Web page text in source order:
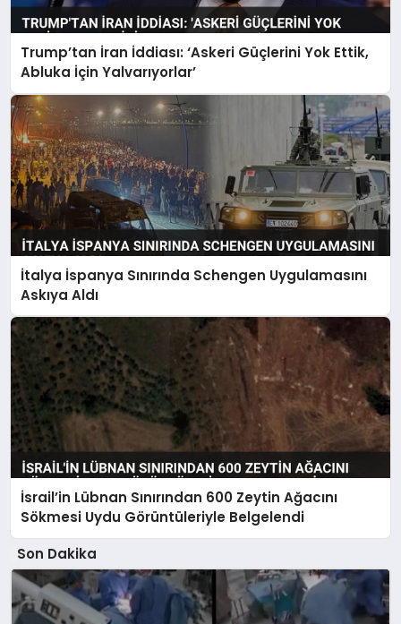
Trump’tan İran İddiası: ‘Askeri Güçlerini Yok Ettik,
Abluka İçin Yalvarıyorlar’
İtalya İspanya Sınırında Schengen Uygulamasını
Askıya Aldı
İsrail’in Lübnan Sınırından 600 Zeytin Ağacını
Sökmesi Uydu Görüntüleriyle Belgelendi
Son Dakika